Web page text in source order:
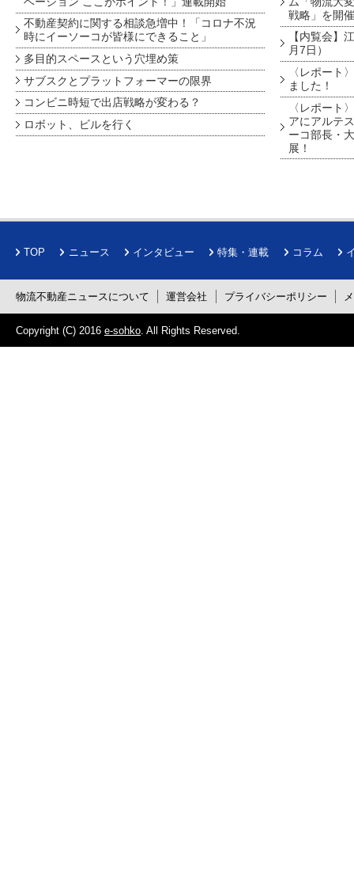
不動産契約に関する相談急増中！「コロナ不況
時にイーソーコが皆様にできること」
多目的スペースという穴埋め策
サブスクとプラットフォーマーの限界
コンビニ時短で出店戦略が変わる？
ロボット、ビルを行く
戦略」を開
【内覧会】
月7日）
〈レポート
ました！
〈レポート
アにアルテ
ーコ部長・
展！
TOP ニュース インタビュー 特集・連載 コラム
物流不動産ニュースについて 運営会社 プライバシーポリシー
Copyright (C) 2016 e-sohko . All Rights Reserved.